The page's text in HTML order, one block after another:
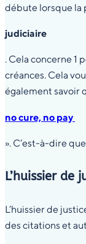
débute lorsque la
judiciaire
. Cela concerne 1
créances. Cela
également savoir
no cure, no pay
». C’est-à-dire
L’huissier de
L’huissier de
des citations et